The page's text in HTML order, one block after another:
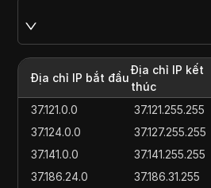
Địa chỉ IP bắt đầu
Địa chỉ IP kết
thúc
37.121.0.0 37.121.255.255
37.124.0.0
37.127.255.255
37.141.0.0
37.141.255.255
37.186.24.0
37.186.31.255